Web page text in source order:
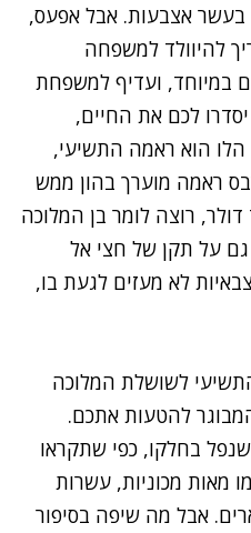
בעשר אצבעות. אבל אפעס,
להיוולד למשפחה
במיוחד, ועדיף למשפחת
לכם את החיים,
הלו הוא ראמה התשיעי,
ראמה מוערך בהון ממש
30 מיליארד דולר, רוצה לומר בן המלוכה
על תקן של חצי אל
לא מעזים לגעת בו,
הצאצא התשיעי לשושלת המלוכה
להטעות אתכם.
בחלקו, כפי שתקראו
מאות מכוניות, עשרות
אבל מה שיפה בסיפור